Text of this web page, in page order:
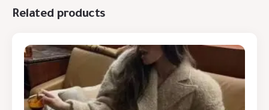
Related products